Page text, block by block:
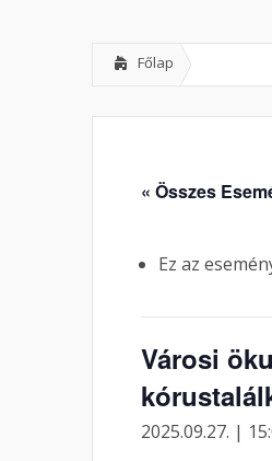
Főlap
« Összes
Ez az
Városi
2025.09.27. |